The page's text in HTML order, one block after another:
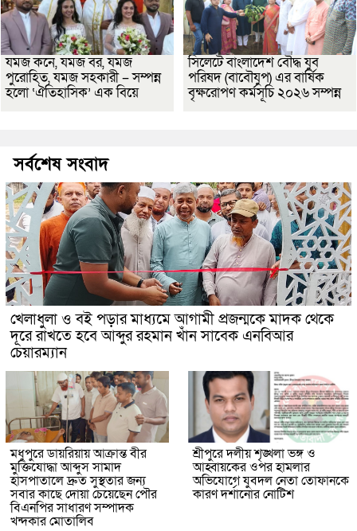
যমজ কনে, যমজ বর, যমজ
পুরোহিত, যমজ সহকারী – সম্পন্ন
হলো ‘ঐতিহাসিক’ এক বিয়ে
সিলেটে বাংলাদেশ বৌদ্ধ যুব
পরিষদ (বাবৌযুপ) এর বার্ষিক
বৃক্ষরোপণ কর্মসূচি ২০২৬ সম্পন্ন
সর্বশেষ সংবাদ
খেলাধুলা ও বই পড়ার মাধ্যমে আগামী প্রজন্মকে মাদক থেকে
দূরে রাখতে হবে আব্দুর রহমান খাঁন সাবেক এনবিআর
চেয়ারম্যান
মধুপুরে ডায়রিয়ায় আক্রান্ত বীর
মুক্তিযোদ্ধা আব্দুস সামাদ
হাসপাতালে দ্রুত সুস্থতার জন্য
সবার কাছে দোয়া চেয়েছেন পৌর
বিএনপির সাধারণ সম্পাদক
খন্দকার মোতালিব
শ্রীপুরে দলীয় শৃঙ্খলা ভঙ্গ ও
আহ্বায়কের ওপর হামলার
অভিযোগে যুবদল নেতা তোফানকে
কারণ দর্শানোর নোটিশ